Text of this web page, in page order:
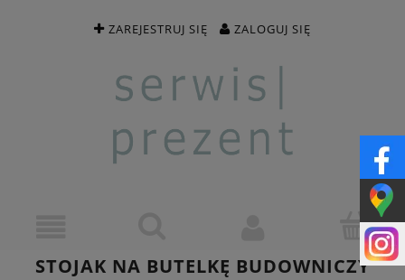
ZAREJESTRUJ SIĘ ZALOGUJ SIĘ
STOJAK NA BUTELKĘ BUDOWNICZY